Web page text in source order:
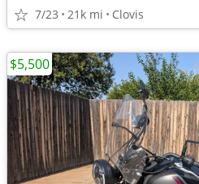
7/23 21k mi Clovis
$5,500